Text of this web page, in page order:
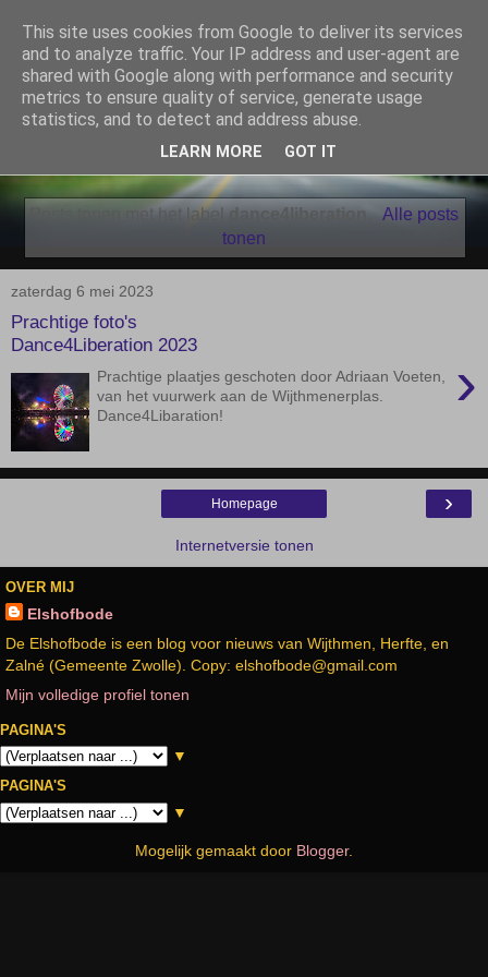
De Elshofbode
Nieuws uit Wijthmen, Herfte en Zalné.
Posts tonen met het label dance4liberation. Alle posts
tonen
zaterdag 6 mei 2023
Prachtige foto's
Dance4Liberation 2023
›
Prachtige plaatjes geschoten door Adriaan Voeten,
van het vuurwerk aan de Wijthmenerplas.
Dance4Libaration!
›
Homepage
Internetversie tonen
OVER MIJ
Elshofbode
De Elshofbode is een blog voor nieuws van Wijthmen, Herfte, en
Zalné (Gemeente Zwolle). Copy: elshofbode@gmail.com
Mijn volledige profiel tonen
PAGINA'S
▼
PAGINA'S
▼
Mogelijk gemaakt door Blogger.
This site uses cookies from Google to deliver its services
and to analyze traffic. Your IP address and user-agent are
shared with Google along with performance and security
metrics to ensure quality of service, generate usage
statistics, and to detect and address abuse.
LEARN MORE GOT IT